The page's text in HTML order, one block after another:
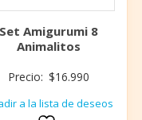
Set Amigurumi 8
Animalitos
Precio: $16.990
a la lista de deseos